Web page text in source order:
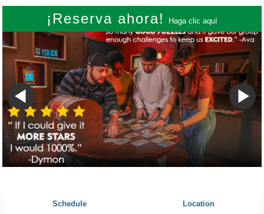
¡Reserva ahora! Haga clic aquí
Schedule Location